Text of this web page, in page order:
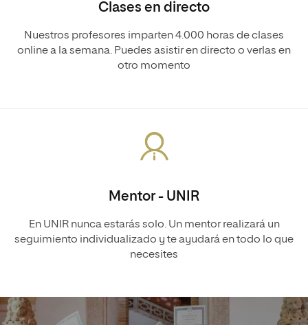
Clases en directo
Nuestros profesores imparten 4.000 horas de clases
online a la semana. Puedes asistir en directo o verlas en
otro momento
Mentor - UNIR
En UNIR nunca estarás solo. Un mentor realizará un
seguimiento individualizado y te ayudará en todo lo que
necesites